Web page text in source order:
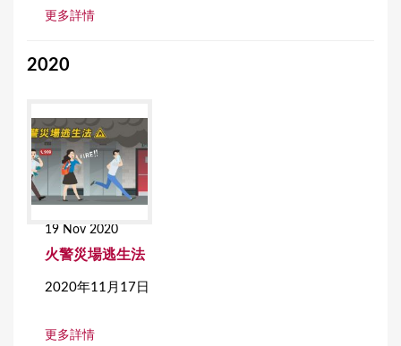
更多詳情
2020
19 Nov 2020
火警災場逃生法
2020年11月17日
更多詳情